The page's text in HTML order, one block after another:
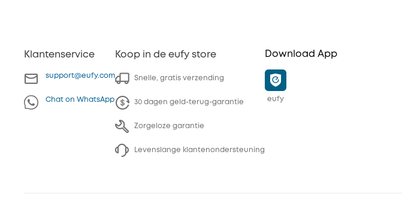
Klantenservice
support@eufy.com
Chat on WhatsApp
Koop in de eufy store
Snelle, gratis verzending
30 dagen geld-terug-garantie
Zorgeloze garantie
Levenslange klantenondersteuning
Download App
eufy